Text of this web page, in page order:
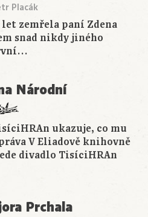
Placák
zemřela paní Zdena
snad nikdy jiného
Národní
ukazuje, co mu
V Eliadově knihovně
divadlo TisíciHRAn
Prchala